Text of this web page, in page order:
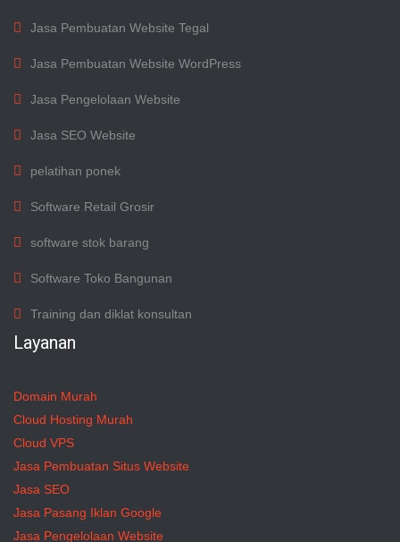
Jasa Pembuatan Website Tegal
Jasa Pembuatan Website WordPress
Jasa Pengelolaan Website
Jasa SEO Website
pelatihan ponek
Software Retail Grosir
software stok barang
Software Toko Bangunan
Training dan diklat konsultan
Layanan
Domain Murah
Cloud Hosting Murah
Cloud VPS
Jasa Pembuatan Situs Website
Jasa SEO
Jasa Pasang Iklan Google
Jasa Pengelolaan Website